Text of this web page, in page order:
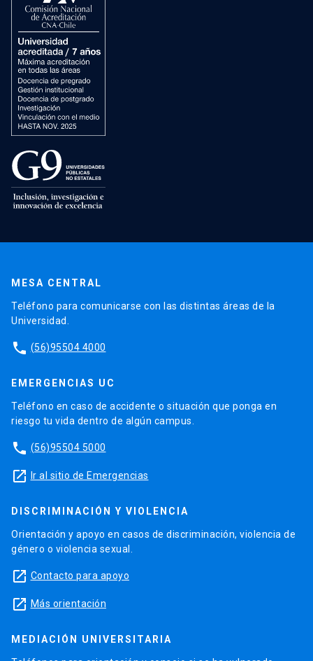
MESA CENTRAL
Teléfono para comunicarse con las distintas áreas de la
Universidad.
phone (56)95504 4000
EMERGENCIAS UC
Teléfono en caso de accidente o situación que ponga en
riesgo tu vida dentro de algún campus.
phone (56)95504 5000
launch Ir al sitio de Emergencias
DISCRIMINACIÓN Y VIOLENCIA
Orientación y apoyo en casos de discriminación, violencia de
género o violencia sexual.
launch Contacto para apoyo
launch Más orientación
MEDIACIÓN UNIVERSITARIA